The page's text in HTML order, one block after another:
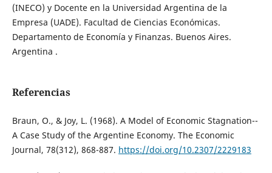
(INECO) y Docente en la Universidad Argentina de la
Empresa (UADE). Facultad de Ciencias Económicas.
Departamento de Economía y Finanzas. Buenos Aires.
Argentina .
Referencias
Braun, O., & Joy, L. (1968). A Model of Economic Stagnation--
A Case Study of the Argentine Economy. The Economic
Journal, 78(312), 868-887. https://doi.org/10.2307/2229183